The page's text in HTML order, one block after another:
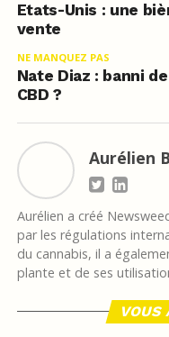
Etats-Unis : une
vente
NE MANQUEZ PAS
Nate Diaz : banni
CBD ?
Aurélien
Aurélien a créé
par les régulations
du cannabis, il a
plante et de ses
VOUS